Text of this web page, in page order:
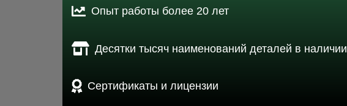
Опыт работы более 20 лет
Десятки тысяч наименований деталей в наличии
Сертификаты и лицензии